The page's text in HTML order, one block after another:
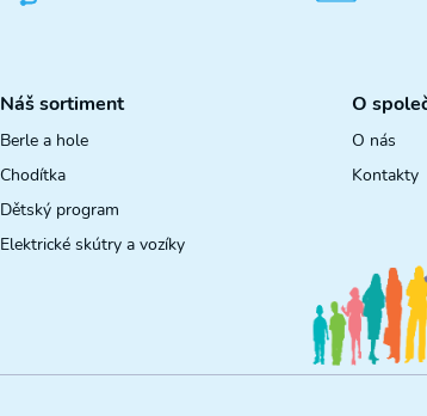
Náš sortiment
Berle a hole
Chodítka
Dětský program
Elektrické skútry a vozíky
O
O nás
Kontakty